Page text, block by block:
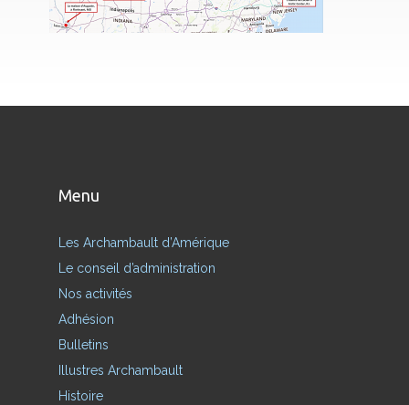
Menu
Les Archambault d’Amérique
Le conseil d’administration
Nos activités
Adhésion
Bulletins
Illustres Archambault
Histoire